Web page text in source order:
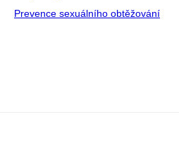
Prevence sexuálního obtěžování